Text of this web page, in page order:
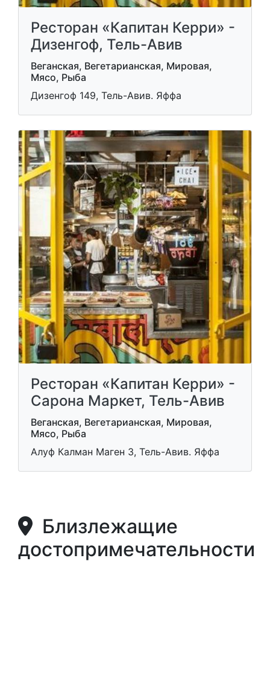
Ресторан «Капитан Керри» -
Дизенгоф, Тель-Авив
Веганская, Вегетарианская, Мировая,
Мясо, Рыба
Дизенгоф 149, Тель-Авив. Яффа
Ресторан «Капитан Керри» -
Сарона Маркет, Тель-Авив
Веганская, Вегетарианская, Мировая,
Мясо, Рыба
Алуф Калман Маген 3, Тель-Авив. Яффа
Близлежащие
достопримечательности